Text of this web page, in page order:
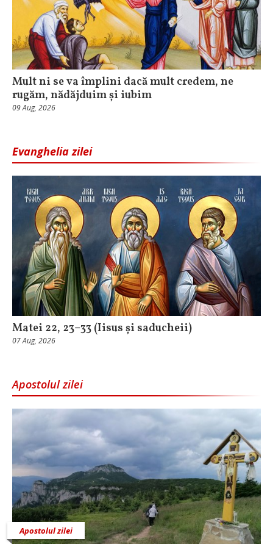
Mult ni se va împlini dacă mult credem, ne
rugăm, nădăjduim și iubim
09 Aug, 2026
Evanghelia zilei
Matei 22, 23–33 (Iisus și saducheii)
07 Aug, 2026
Apostolul zilei
Apostolul zilei